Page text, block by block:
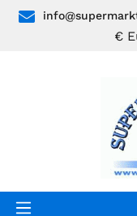
Zum Hauptinhalt
€